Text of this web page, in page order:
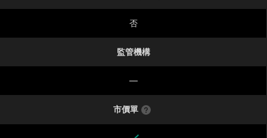
否
監管機構
—
市價單